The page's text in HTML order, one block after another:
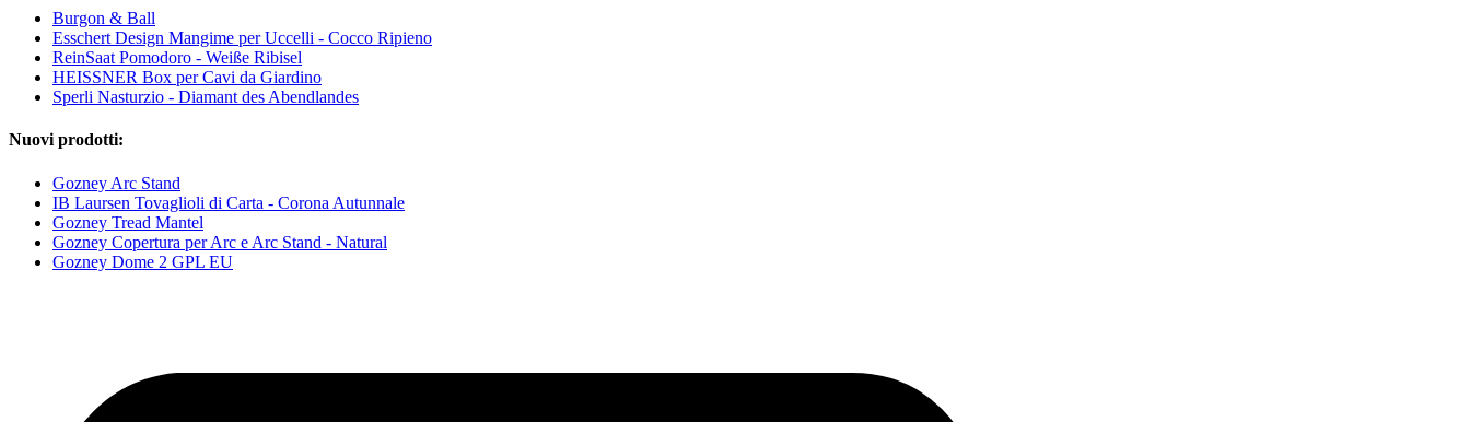
Burgon & Ball
Esschert Design Mangime per Uccelli - Cocco Ripieno
ReinSaat Pomodoro - Weiße Ribisel
HEISSNER Box per Cavi da Giardino
Sperli Nasturzio - Diamant des Abendlandes
Nuovi prodotti:
Gozney Arc Stand
IB Laursen Tovaglioli di Carta - Corona Autunnale
Gozney Tread Mantel
Gozney Copertura per Arc e Arc Stand - Natural
Gozney Dome 2 GPL EU